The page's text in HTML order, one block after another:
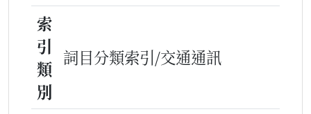
索
引
類
別
詞目分類索引/交通通訊